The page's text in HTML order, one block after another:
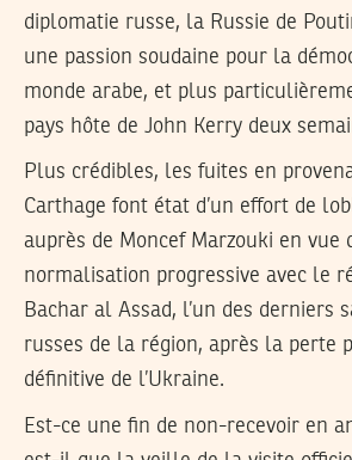
diplomatie russe, la Russie de
une passion soudaine pour la
monde arabe, et plus
pays hôte de John Kerry deux
Plus crédibles, les fuites en
Carthage font état d’un effort de
auprès de Moncef Marzouki en vue
normalisation progressive avec le
Bachar al Assad, l’un des derniers
russes de la région, après la perte
définitive de l’Ukraine.
Est-ce une fin de non-recevoir en